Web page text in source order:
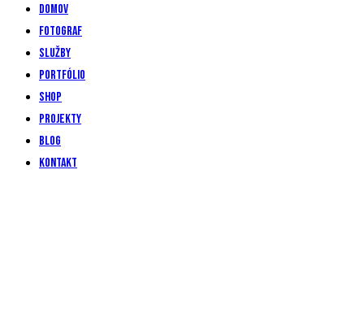
Domov
Fotograf
Služby
Portfólio
Shop
Projekty
Blog
Kontakt